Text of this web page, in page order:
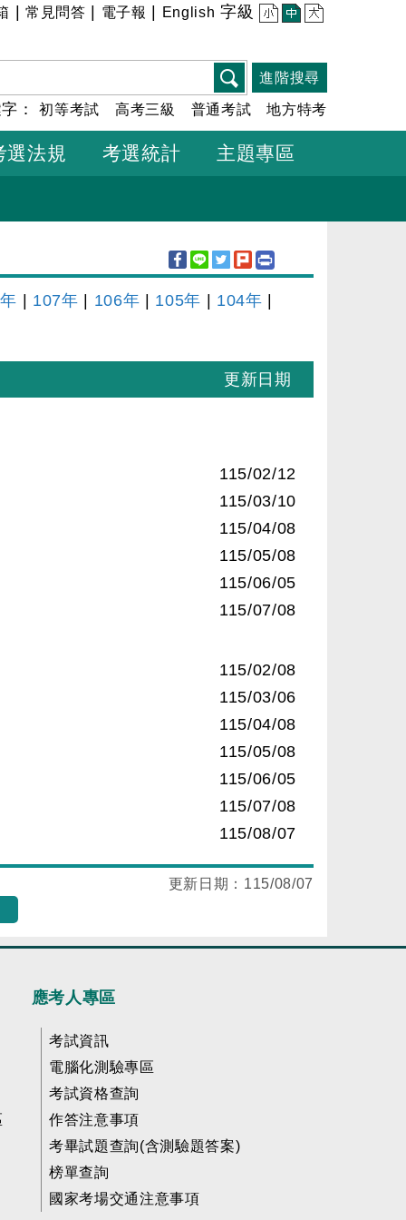
常見問答 電子報 English 字級 小 中 大
進階搜尋
字：初等考試 高考三級 普通考試 地方特考
選法規 考選統計 主題專區
107年 106年 105年 104年
更新日期
115/02/12
115/03/10
115/04/08
115/05/08
115/06/05
115/07/08
115/02/08
115/03/06
115/04/08
115/05/08
115/06/05
115/07/08
115/08/07
更新日期： 115/08/07
應考人專區
考試資訊
電腦化測驗專區
考試資格查詢
作答注意事項
考畢試題查詢(含測驗題答案)
榜單查詢
國家考場交通注意事項